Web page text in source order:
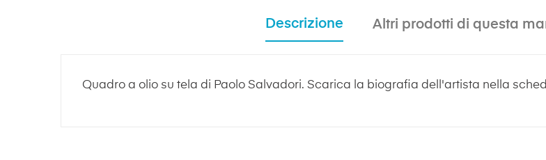
Descrizione Altri prodotti di questa
Quadro a olio su tela di Paolo Salvadori. Scarica la biografia dell'artista nella